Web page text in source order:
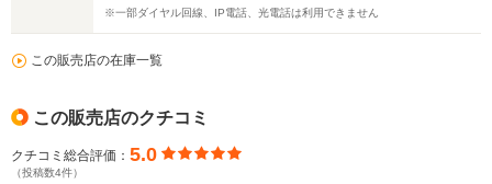
※一部ダイヤル回線、IP電話、光電話は利用できません
この販売店の在庫一覧
この販売店のクチコミ
クチコミ総合評価： 5.0
（投稿数4件）